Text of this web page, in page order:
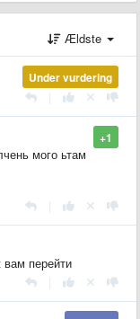
Ældste
Under vurdering
+1
мого ьтам
вам перейти